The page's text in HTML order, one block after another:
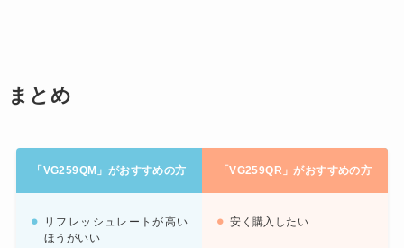
まとめ
「VG259QM」がおすすめの方 「VG259QR」がおすすめの方
リフレッシュレートが高い
ほうがいい
安く購入したい